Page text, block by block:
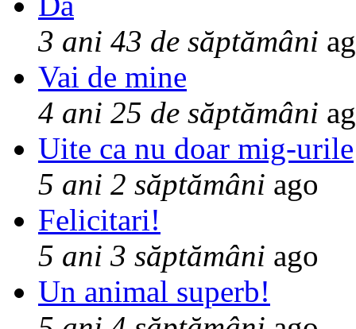
3 ani 43 de săptămâni
Vai de mine
4 ani 25 de săptămâni
Uite ca nu doar mig-urile
5 ani 2 săptămâni ago
Felicitari!
5 ani 3 săptămâni ago
Un animal superb!